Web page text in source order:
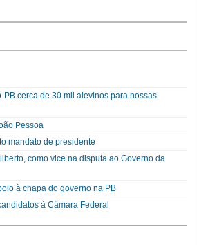
cerca de 30 mil alevinos para nossas
Pessoa
mandato de presidente
como vice na disputa ao Governo da
à chapa do governo na PB
à Câmara Federal